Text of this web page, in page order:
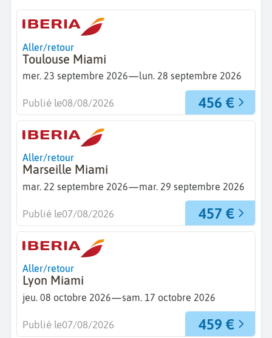
Aller/retour
Toulouse Miami
mer. 23 septembre 2026—lun. 28 septembre 2026
456 €
Publié le08/08/2026
Aller/retour
Marseille Miami
mar. 22 septembre 2026—mar. 29 septembre 2026
457 €
Publié le07/08/2026
Aller/retour
Lyon Miami
jeu. 08 octobre 2026—sam. 17 octobre 2026
459 €
Publié le07/08/2026